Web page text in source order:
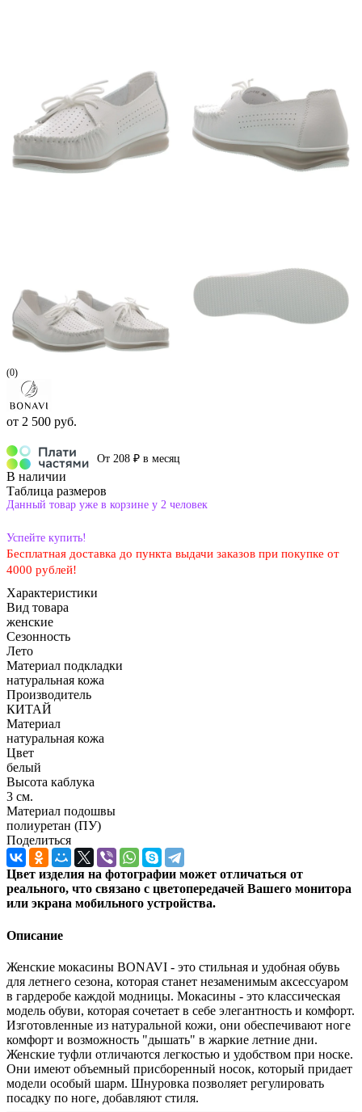
(0)
от 2 500 руб.
От 208 ₽ в месяц
В наличии
Таблица размеров
Данный товар уже в корзине у 2 человек
Успейте купить!
Бесплатная доставка до пункта выдачи заказов при покупке от
4000 рублей!
Характеристики
Вид товара
женские
Сезонность
Лето
Материал подкладки
натуральная кожа
Производитель
КИТАЙ
Материал
натуральная кожа
Цвет
белый
Высота каблука
3 см.
Материал подошвы
полиуретан (ПУ)
Поделиться
Цвет изделия на фотографии может отличаться от
реального, что связано с цветопередачей Вашего монитора
или экрана мобильного устройства.
Описание
Женские мокасины BONAVI - это стильная и удобная обувь
для летнего сезона, которая станет незаменимым аксессуаром
в гардеробе каждой модницы. Мокасины - это классическая
модель обуви, которая сочетает в себе элегантность и комфорт.
Изготовленные из натуральной кожи, они обеспечивают ноге
комфорт и возможность "дышать" в жаркие летние дни.
Женские туфли отличаются легкостью и удобством при носке.
Они имеют объемный присборенный носок, который придает
модели особый шарм. Шнуровка позволяет регулировать
посадку по ноге, добавляют стиля.